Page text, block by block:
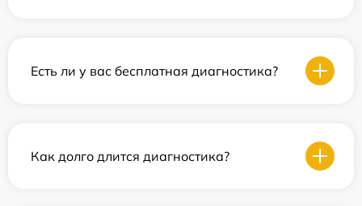
Есть ли у вас бесплатная диагностика?
Как долго длится диагностика?